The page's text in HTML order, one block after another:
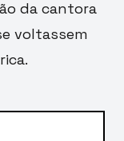
da cantora
voltassem